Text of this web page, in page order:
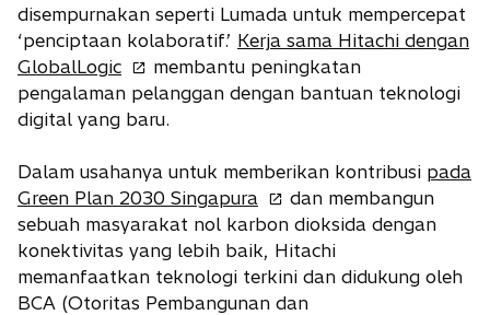
disempurnakan seperti Lumada untuk mempercepat
‘penciptaan kolaboratif.’ Kerja sama Hitachi dengan
GlobalLogico
p
e
s
i
n
a
n
e
membantu peningkatan
pengalaman pelanggan dengan bantuan teknologi
digital yang baru.
Dalam usahanya untuk memberikan kontribusi pada
Green Plan 2030 Singapura
p
e
n
s
dan membangun
sebuah masyarakat nol karbon dioksida dengan
konektivitas yang lebih baik, Hitachi
memanfaatkan teknologi terkini dan didukung oleh
BCA (Otoritas Pembangunan dan